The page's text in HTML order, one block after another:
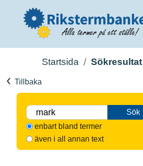
Startsida Sökresultat
Tillbaka
Sök
enbart bland termer
även i all annan text